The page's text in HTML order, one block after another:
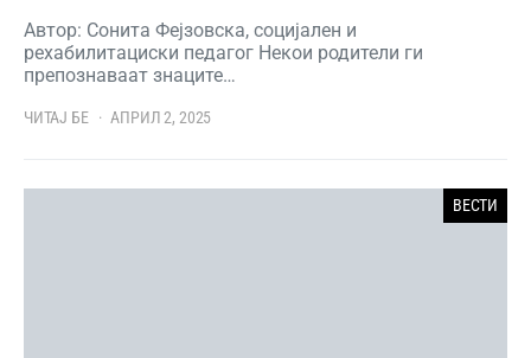
Автор: Сонита Фејзовска, социјален и
рехабилитациски педагог Некои родители ги
препознаваат знаците…
ЧИТАЈ БЕ АПРИЛ 2, 2025
ВЕСТИ